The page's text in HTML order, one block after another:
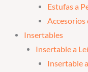
Estufas a
Accesorios
Insertables
Insertable a
Insertable